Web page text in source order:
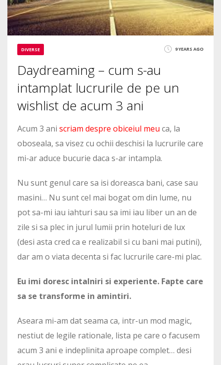
DIVERSE 9 YEARS AGO
Daydreaming – cum s-au
intamplat lucrurile de pe un
wishlist de acum 3 ani
Acum 3 ani scriam despre obiceiul meu ca, la
oboseala, sa visez cu ochii deschisi la lucrurile care
mi-ar aduce bucurie daca s-ar intampla.
Nu sunt genul care sa isi doreasca bani, case sau
masini… Nu sunt cel mai bogat om din lume, nu
pot sa-mi iau iahturi sau sa imi iau liber un an de
zile si sa plec in jurul lumii prin hoteluri de lux
(desi asta cred ca e realizabil si cu bani mai putini),
dar am o viata decenta si fac lucrurile care-mi plac.
Eu imi doresc intalniri si experiente. Fapte care
sa se transforme in amintiri.
Aseara mi-am dat seama ca, intr-un mod magic,
nestiut de legile rationale, lista pe care o facusem
acum 3 ani e indeplinita aproape complet… desi